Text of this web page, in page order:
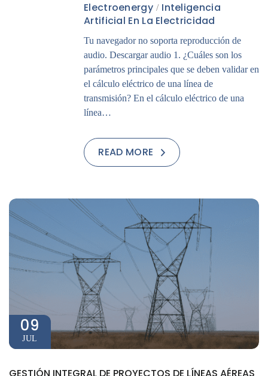
Electroenergy
Inteligencia
Artificial En La Electricidad
Tu navegador no soporta reproducción de
audio. Descargar audio 1. ¿Cuáles son los
parámetros principales que se deben validar en
el cálculo eléctrico de una línea de
transmisión? En el cálculo eléctrico de una
línea…
READ MORE
09
JUL